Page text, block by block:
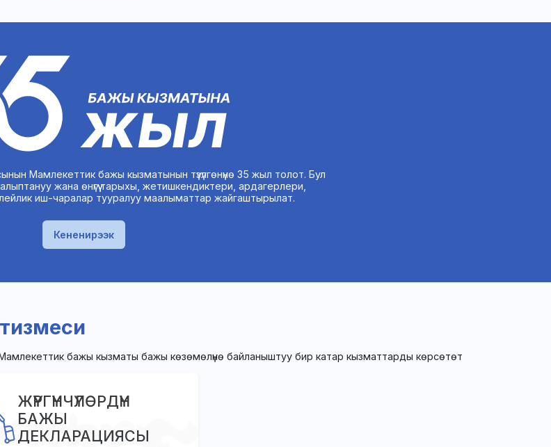
Мамлекеттик бажы кызматынын түзүлгөнүнө 35 жыл толот. Бул
жана өнүгүү тарыхы, жетишкендиктери, ардагерлери,
иш-чаралар тууралуу маалыматтар жайгаштырылат.
Кененирээк
тизмеси
бажы кызматы бажы көзөмөлүнө байланыштуу бир катар кызматтарды көрсөтөт
ЖҮРГҮНЧҮЛӨРДҮН
БАЖЫ
ДЕКЛАРАЦИЯСЫ